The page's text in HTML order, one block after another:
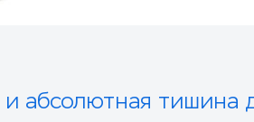
абсолютная тишина